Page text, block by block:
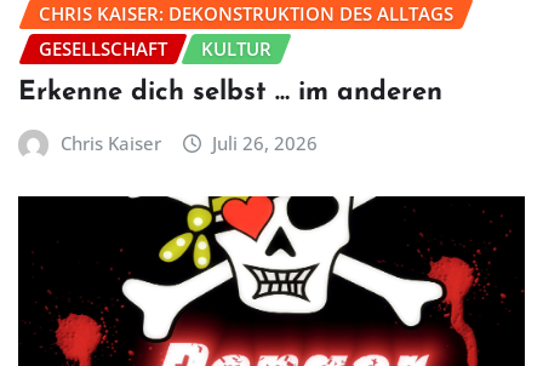
CHRIS KAISER: DEKONSTRUKTION DES ALLTAGS
GESELLSCHAFT
KULTUR
Erkenne dich selbst … im anderen
Chris Kaiser Juli 26, 2026